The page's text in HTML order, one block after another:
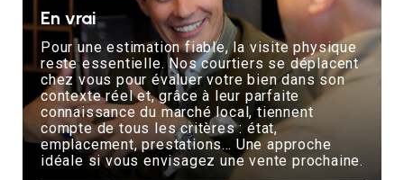
En vrai
Pour une estimation fiable, la visite physique
reste essentielle. Nos courtiers se déplacent
chez vous pour évaluer votre bien dans son
contexte réel et, grâce à leur parfaite
connaissance du marché local, tiennent
compte de tous les critères : état,
emplacement, prestations… Une approche
idéale si vous envisagez une vente prochaine.